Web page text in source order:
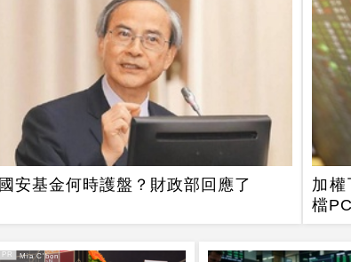
國安基金何時護盤？財政部回應了
加
檔
PR
PR・Mia C'bon